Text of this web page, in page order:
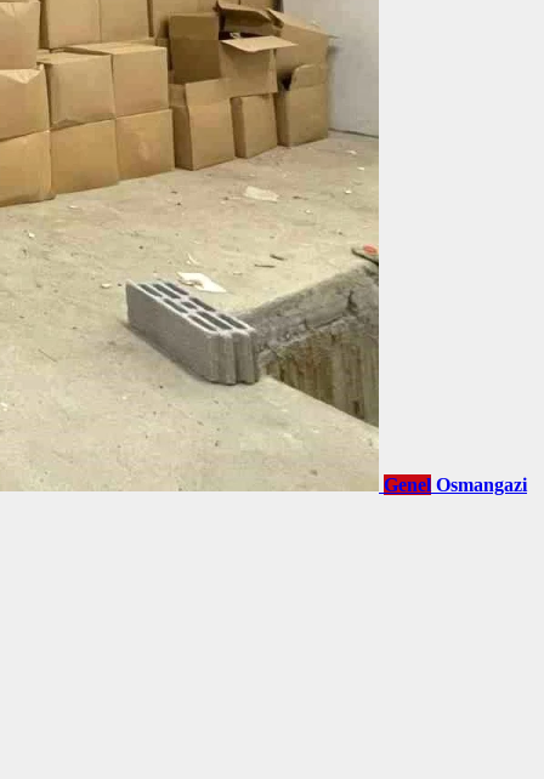
Genel Osmangazi